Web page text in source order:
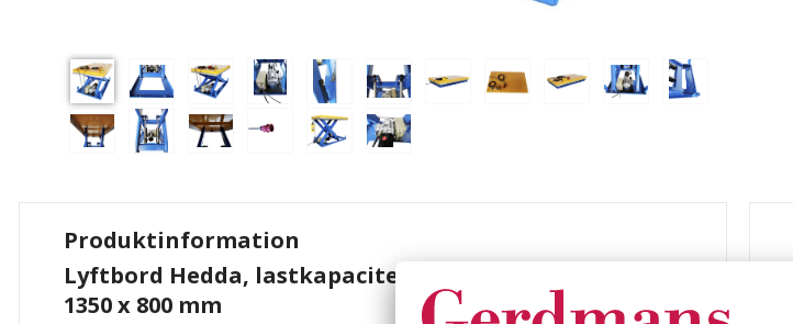
Produktinformation
Lyftbord Hedda, lastkapacitet 1200 kg, plattform LxB
1350 x 800 mm